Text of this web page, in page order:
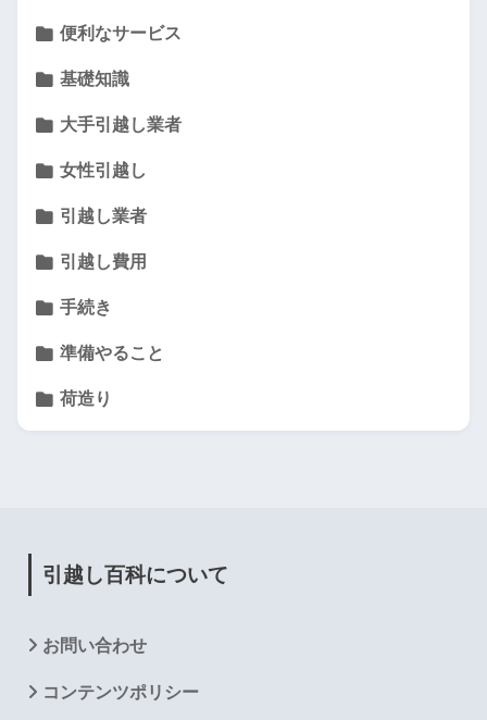
便利なサービス
基礎知識
大手引越し業者
女性引越し
引越し業者
引越し費用
手続き
準備やること
荷造り
引越し百科について
お問い合わせ
コンテンツポリシー